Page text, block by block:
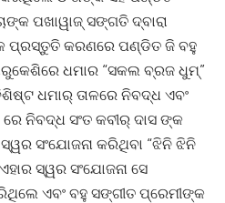
ପଖାୱାଜ୍ ସଙ୍ଗତି ଦ୍ବାରା
ପ୍ରସ୍ତୁତି କରଣରେ ପଣ୍ଡିତ ଜି ବହୁ
ଧମାର “ସକଲ ବ୍ରଜ ଧୁମ୍”
ବିଶିଷ୍ଟ ଧମାର୍ ତାଳରେ ନିବଦ୍ଧ ଏବଂ
ରେ ନିବଦ୍ଧ ସଂତ କବୀର୍ ଦାସ ଙ୍କ
ସଂଯୋଜନା କରିଥିବା “ଝିନି ଝିନି
ସ୍ୱର ସଂଯୋଜନା ସେ
ଏବଂ ବହୁ ସଙ୍ଗୀତ ପ୍ରେମୀଙ୍କ